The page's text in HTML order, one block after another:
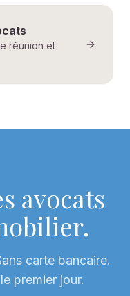
réunion et
avocats
carte bancaire.
premier jour.